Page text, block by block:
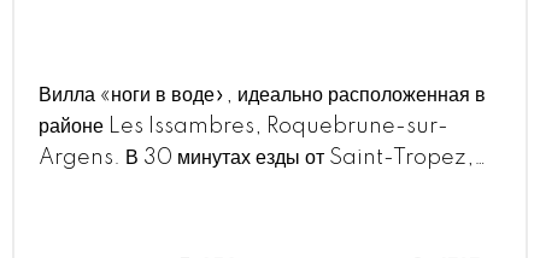
Вилла «ноги в воде», идеально расположенная в
районе Les Issambres, Roquebrune-sur-
Argens. В 30 минутах езды от Saint-Tropez,